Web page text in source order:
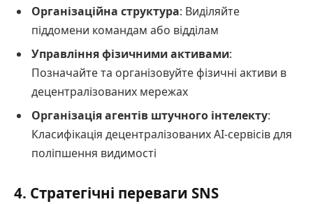
Організаційна структура: Виділяйте
піддомени командам або відділам
Управління фізичними активами:
Позначайте та організовуйте фізичні активи в
децентралізованих мережах
Організація агентів штучного інтелекту:
Класифікація децентралізованих AI-сервісів для
поліпшення видимості
4. Стратегічні переваги SNS